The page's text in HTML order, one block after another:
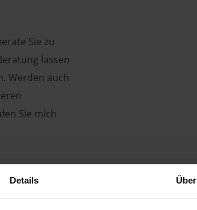
Details
Sie zu
lassen
Werden auch
Sie mich
Auch bei Einkünften